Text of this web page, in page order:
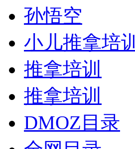
孙悟空
小儿推拿培训
推拿培训
推拿培训
DMOZ目录